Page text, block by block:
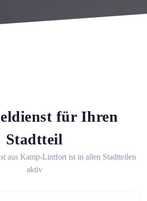
für Ihren
Stadtteil
aus Kamp-Lintfort ist in allen Stadtteilen
aktiv